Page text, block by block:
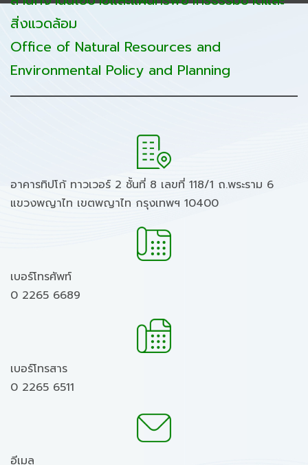
สิ่งแวดล้อม
Office of Natural Resources and
Environmental Policy and Planning
อาคารทิปโก้ ทาวเวอร์ 2 ชั้นที่ 8 เลขที่ 118/1 ถ.พระราม 6
แขวงพญาไท เขตพญาไท กรุงเทพฯ 10400
เบอร์โทรศัพท์
0 2265 6689
เบอร์โทรสาร
0 2265 6511
อีเมล